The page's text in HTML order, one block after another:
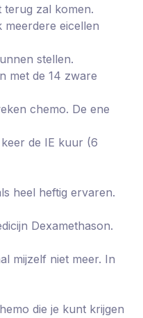
terug zal komen.
eicellen
stellen.
met de 14 zware
chemo. De ene
de IE kuur (6
heel heftig ervaren.
Dexamethason.
mijzelf niet meer. In
die je kunt krijgen